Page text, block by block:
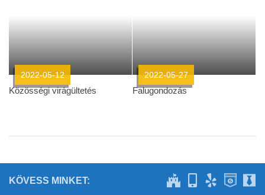
Közösségi virágültetés
2022-05-12
Falugondozás
2022-05-27
KÖVESS MINKET: